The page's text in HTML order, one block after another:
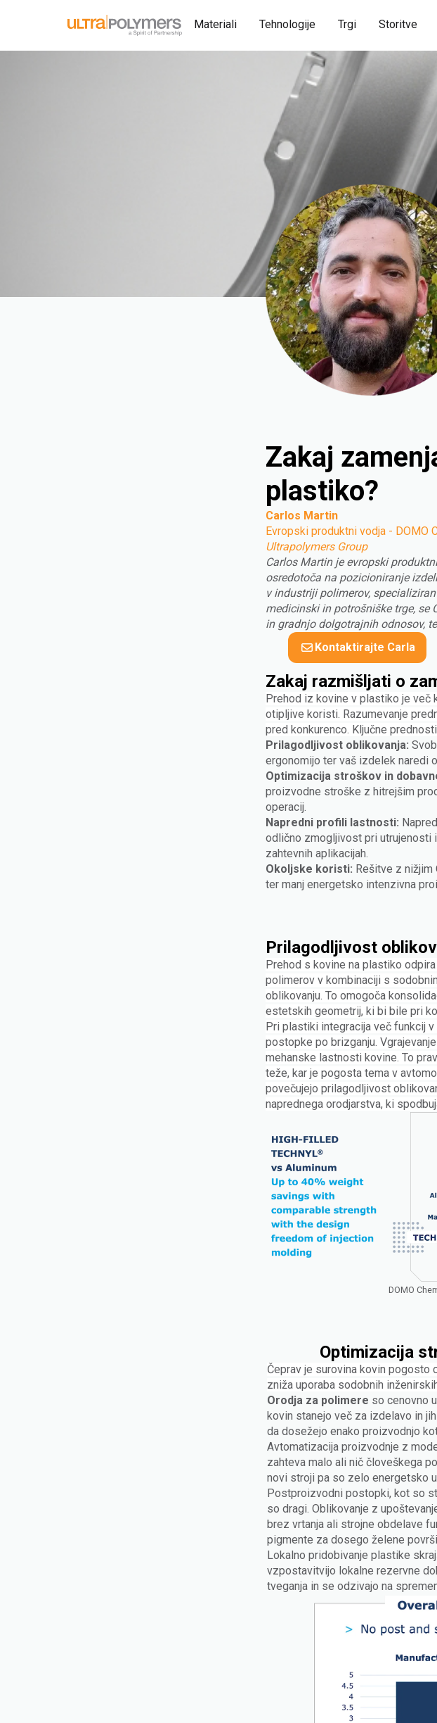
Materiali Tehnologije Trgi Storitve
Zakaj
plastiko?
Carlos Martin
Evropski produktni vodja - DOMO
Ultrapolymers Group
Carlos Martin je evropski
osredotoča na pozicioniranje
v industriji polimerov,
medicinski in potrošniške trge, se
in gradnjo dolgotrajnih odnosov,
Kontaktirajte Carla
Zakaj razmišljati o
Prehod iz kovine v plastiko je več
otipljive koristi. Razumevanje
pred konkurenco. Ključne
Prilagodljivost oblikovanja:
ergonomijo ter vaš izdelek naredi
Optimizacija stroškov in
proizvodne stroške z hitrejšim
operacij.
Napredni profili lastnosti:
odlično zmogljivost pri utrujenosti
zahtevnih aplikacijah.
Okoljske koristi: Rešitve z nižjim
ter manj energetsko intenzivna
Prilagodljivost
Prehod s kovine na plastiko
polimerov v kombinaciji s
oblikovanju. To omogoča
estetskih geometrij, ki bi bile pri
Pri plastiki integracija več funkcij
postopke po brizganju.
mehanske lastnosti kovine. To
teže, kar je pogosta tema v
povečujejo prilagodljivost
naprednega orodjarstva, ki
DOMO
Optimizacija
Čeprav je surovina kovin pogosto
zniža uporaba sodobnih
Orodja za polimere so cenovno
kovin stanejo več za izdelavo in
da dosežejo enako proizvodnjo
Avtomatizacija proizvodnje z
zahteva malo ali nič človeškega
novi stroji pa so zelo energetsko
Postproizvodni postopki, kot so
so dragi. Oblikovanje z
brez vrtanja ali strojne obdelave
pigmente za dosego želene
Lokalno pridobivanje plastike
vzpostavitvijo lokalne rezervne
tveganja in se odzivajo na